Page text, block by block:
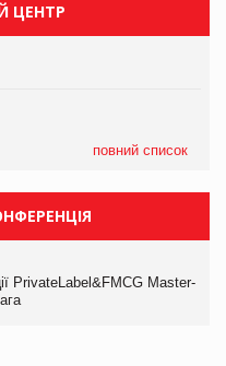
ЦЕНТР
повний список
PrivateLabel&FMCG Master-